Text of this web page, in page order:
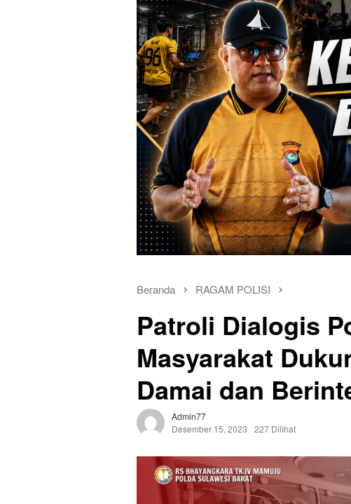
Beranda RAGAM POLISI
Patroli Dialogis
Masyarakat
Damai dan
Admin77
Desember 15, 2023
227 Dilihat